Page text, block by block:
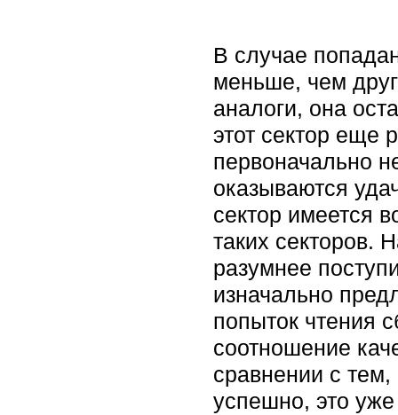
В случае
меньше, чем
аналоги, она
этот сектор еще
первоначально
оказываются
сектор имеется
таких секторов.
разумнее
изначально
попыток чтения
соотношение
сравнении с
успешно, это